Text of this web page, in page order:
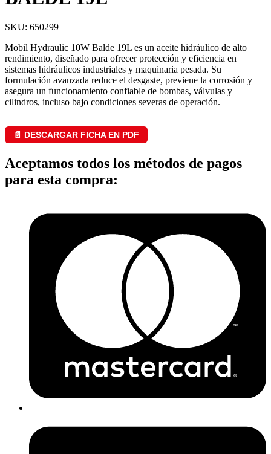
SKU: 650299
Mobil Hydraulic 10W Balde 19L es un aceite hidráulico de alto
rendimiento, diseñado para ofrecer protección y eficiencia en
sistemas hidráulicos industriales y maquinaria pesada. Su
formulación avanzada reduce el desgaste, previene la corrosión y
asegura un funcionamiento confiable de bombas, válvulas y
cilindros, incluso bajo condiciones severas de operación.
📄 DESCARGAR FICHA EN PDF
Aceptamos todos los métodos de pagos
para esta compra: